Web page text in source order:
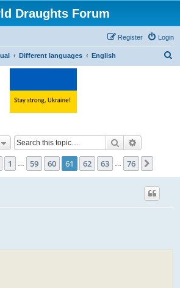
Draughts Forum
Login
Register
Different languages English
Search
61 of 76
Previous
1 59 60 61 62 63 76